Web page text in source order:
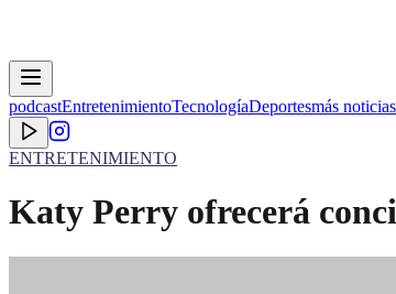
podcastEntretenimientoTecnologíaDeportesmás noticias
ENTRETENIMIENTO
Katy Perry ofrecerá